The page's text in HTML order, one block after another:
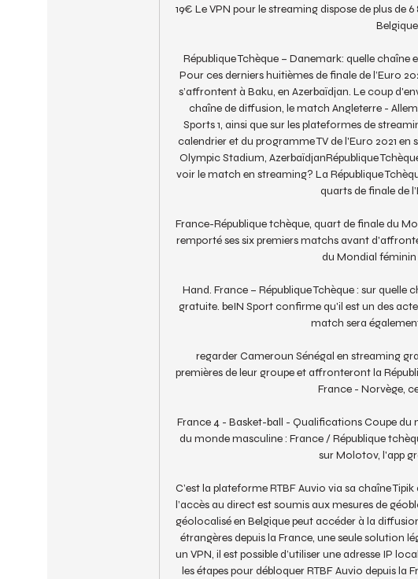
19€ Le VPN pour le streaming dispose de plus de
République Tchèque – Danemark: quelle
Pour ces derniers huitièmes de finale de l’Euro
s’affrontent à Baku, en Azerbaïdjan. Le coup
chaîne de diffusion, le match Angleterre -
Sports 1, ainsi que sur les plateformes de
calendrier et du programme TV de l'Euro 2021
Olympic Stadium, AzerbaïdjanRépublique
voir le match en streaming? La République
quarts de finale de
France-République tchèque, quart de finale du
remporté ses six premiers matchs avant
du Mondial féminin
Hand. France – République Tchèque : sur quelle
gratuite. beIN Sport confirme qu'il est un des
match sera
regarder Cameroun Sénégal en streaming
premières de leur groupe et affronteront la
France - Norvège,
France 4 - Basket-ball - Qualifications Coupe
du monde masculine : France / République
sur Molotov, l'app
C’est la plateforme RTBF Auvio via sa chaîne
l’accès au direct est soumis aux mesures de
géolocalisé en Belgique peut accéder à la
étrangères depuis la France, une seule solution
un VPN, il est possible d’utiliser une adresse IP
les étapes pour débloquer RTBF Auvio depuis la